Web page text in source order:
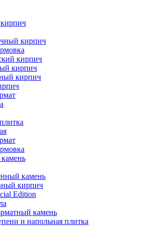
кирпич
кирпич
кирпич
кирпич
камень
кирпич
Edition
камень
и напольная плитка